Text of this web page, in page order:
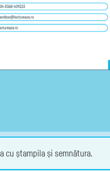
cu ștampila și semnătura.